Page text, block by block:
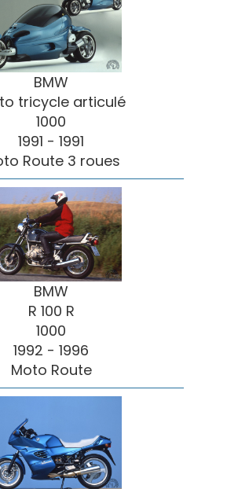
BMW
tricycle articulé
1000
1991 - 1991
Route 3 roues
BMW
R 100 R
1000
1992 - 1996
Moto Route